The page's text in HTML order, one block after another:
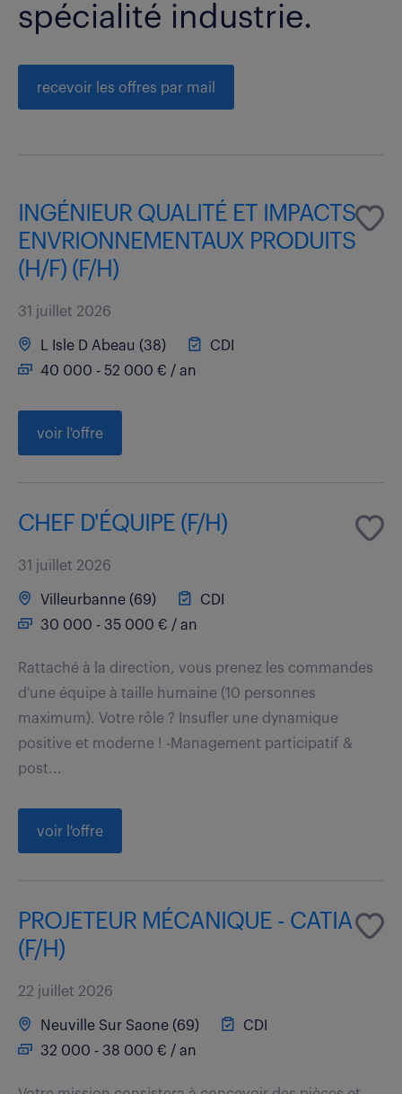
spécialité industrie.
recevoir les offres par mail
INGÉNIEUR QUALITÉ ET IMPACTS
ENVRIONNEMENTAUX PRODUITS
(H/F) (F/H)
31 juillet 2026
L Isle D Abeau (38)
CDI
40 000 - 52 000 € / an
voir l'offre
CHEF D'ÉQUIPE (F/H)
31 juillet 2026
Villeurbanne (69)
CDI
30 000 - 35 000 € / an
Rattaché à la direction, vous prenez les commandes
d'une équipe à taille humaine (10 personnes
maximum). Votre rôle ? Insufler une dynamique
positive et moderne ! -Management participatif &
post...
voir l'offre
PROJETEUR MÉCANIQUE - CATIA
(F/H)
22 juillet 2026
Neuville Sur Saone (69)
CDI
32 000 - 38 000 € / an